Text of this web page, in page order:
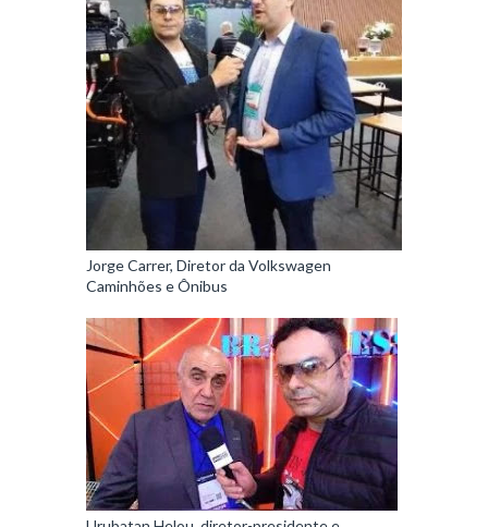
Jorge Carrer, Diretor da Volkswagen
Caminhões e Ônibus